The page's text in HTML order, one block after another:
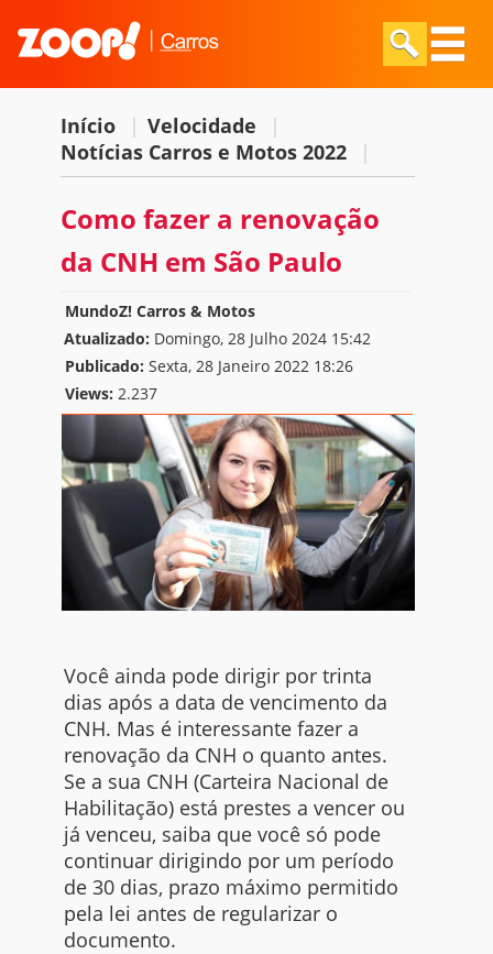
Início | Velocidade
|
Notícias Carros e Motos 2022
|
Como fazer a renovação
da CNH em São Paulo
MundoZ! Carros & Motos
Atualizado: Domingo, 28 Julho 2024 15:42
Publicado: Sexta, 28 Janeiro 2022 18:26
Views: 2.237
Você ainda pode dirigir por trinta
dias após a data de vencimento da
CNH. Mas é interessante fazer a
renovação da CNH o quanto antes.
Se a sua CNH (Carteira Nacional de
Habilitação) está prestes a vencer ou
já venceu, saiba que você só pode
continuar dirigindo por um período
de 30 dias, prazo máximo permitido
pela lei antes de regularizar o
documento.